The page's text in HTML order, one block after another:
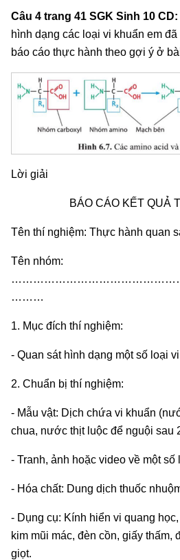
Câu 4 trang 41 SGK Sinh 10 CD:
hình dạng các loại vi khuẩn em
báo cáo thực hành theo gợi ý ở
Lời giải
BÁO CÁO KẾT QUẢ
Tên thí nghiệm: Thực hành quan
Tên nhóm:
………
1. Mục đích thí nghiệm:
- Quan sát hình dạng một số loại
2. Chuẩn bị thí nghiệm:
- Mẫu vật: Dịch chứa vi khuẩn
chua, nước thịt luộc để nguội sau
- Tranh, ảnh hoặc video về một số
- Hóa chất: Dung dịch thuốc
- Dụng cụ: Kính hiển vi quang
kim mũi mác, đèn cồn, giấy thấm,
giọt.